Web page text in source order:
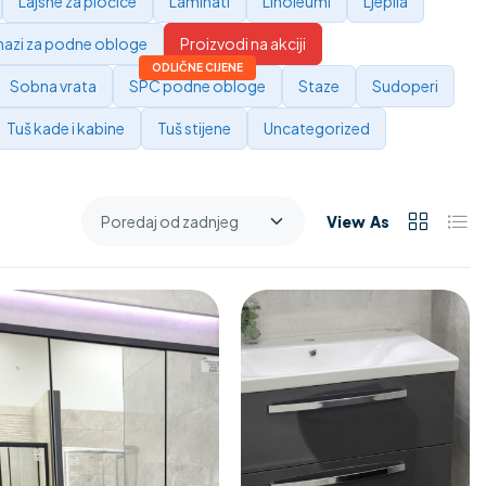
za podne obloge Proizvodi na akciji
Sobna vrata SPC podne obloge Staze Sudoperi
Tuš kade i kabine Tuš stijene Uncategorized
View As